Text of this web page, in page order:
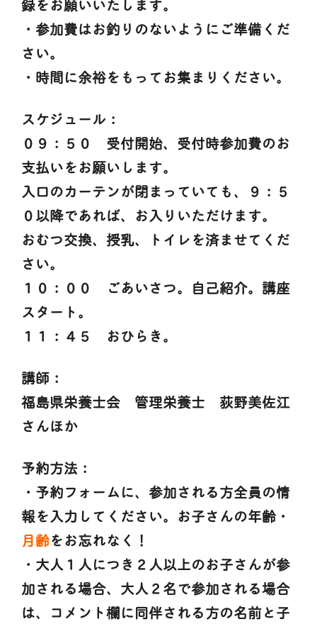
録をお願いいたします。
・参加費はお釣りのないようにご準備くだ
さい。
・時間に余裕をもってお集まりください。
スケジュール：
０９：５０ 受付開始、受付時参加費のお
支払いをお願いします。
入口のカーテンが閉まっていても、９：５
０以降であれば、お入りいただけます。
おむつ交換、授乳、トイレを済ませてくだ
さい。
１０：００ ごあいさつ。自己紹介。講座
スタート。
１１：４５ おひらき。
講師：
福島県栄養士会 管理栄養士 荻野美佐江
さんほか
予約方法：
・予約フォームに、参加される方全員の情
報を入力してください。お子さんの年齢・
月齢をお忘れなく！
・大人１人につき２人以上のお子さんが参
加される場合、大人２名で参加される場合
は、コメント欄に同伴される方の名前と子